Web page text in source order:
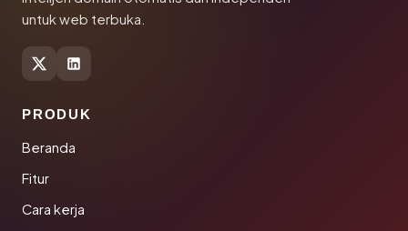
untuk web terbuka.
PRODUK
Beranda
Fitur
Cara kerja